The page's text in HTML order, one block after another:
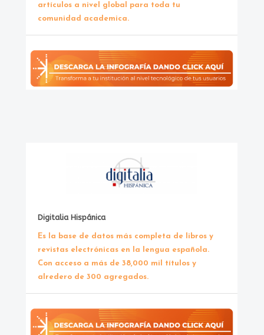
artículos a nivel global para toda tu
comunidad academica.
Digitalia Hispánica
Es la base de datos más completa de libros y
revistas electrónicas en la lengua española.
Con acceso a más de 38,000 mil títulos y
alredero de 300 agregados.